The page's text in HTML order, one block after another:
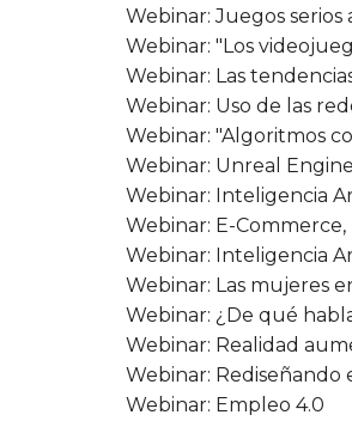
Webinar: Juegos
Webinar: "Los
Webinar: Las
Webinar: Uso de las
Webinar: "Algoritmos
Webinar: Unreal
Webinar: Inteligencia
Webinar: E-
Webinar: Inteligencia
Webinar: Las mujeres
Webinar: ¿De qué
Webinar: Realidad
Webinar:
Webinar: Empleo 4.0